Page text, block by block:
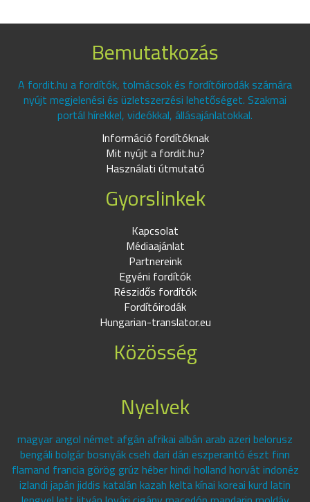
Bemutatkozás
A fordit.hu a fordítók, tolmácsok és fordítóirodák számára
nyújt megjelenési és üzletszerzési lehetőséget. Szakmai
portál hírekkel, videókkal, állásajánlatokkal.
Információ fordítóknak
Mit nyújt a fordit.hu?
Használati útmutató
Gyorslinkek
Kapcsolat
Médiaajánlat
Partnereink
Egyéni fordítók
Részidős fordítók
Fordítóirodák
Hungarian-translator.eu
Közösség
Nyelvek
magyar angol német afgán afrikai albán arab azeri belorusz
bengáli bolgár bosnyák cseh dari dán eszperantó észt finn
flamand francia görög grúz héber hindi holland horvát indonéz
izlandi japán jiddis katalán kazah kelta kínai koreai kurd latin